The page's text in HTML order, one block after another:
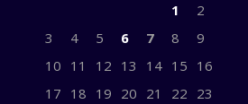
1
2
3
4 5 6 7 8
9
10 11 12 13 14 15 16
17 18 19 20 21 22 23